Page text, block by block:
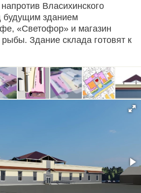
Власихинского
зданием
«Светофор» и магазин
Здание склада готовят к